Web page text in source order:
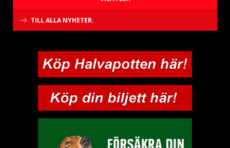
TILL ALLA NYHETER.